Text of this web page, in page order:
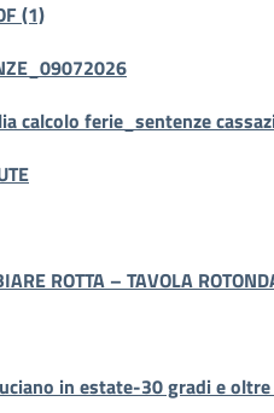
(1)
calcolo ferie_sentenze
ROTTA – TAVOLA
in estate-30 gradi e